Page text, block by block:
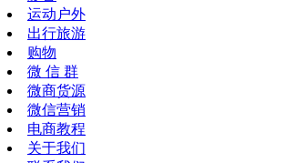
运动户外
出行旅游
购物
微 信 群
微商货源
微信营销
电商教程
关于我们